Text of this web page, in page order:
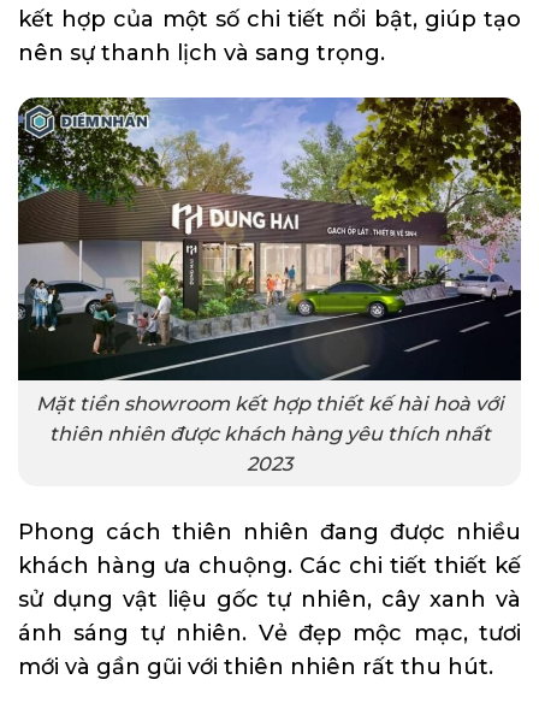
kết hợp của một số chi tiết nổi bật, giúp tạo
nên sự thanh lịch và sang trọng.
Mặt tiền showroom kết hợp thiết kế hài hoà với
thiên nhiên được khách hàng yêu thích nhất
2023
Phong cách thiên nhiên đang được nhiều
khách hàng ưa chuộng. Các chi tiết thiết kế
sử dụng vật liệu gốc tự nhiên, cây xanh và
ánh sáng tự nhiên. Vẻ đẹp mộc mạc, tươi
mới và gần gũi với thiên nhiên rất thu hút.